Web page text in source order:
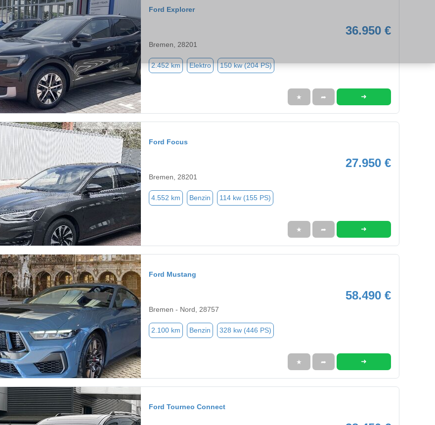
Ford Explorer
36.950 €
Bremen, 28201
2.452 km Elektro 150 kw (204 PS)
★ ➦ ➜
Ford Focus
27.950 €
Bremen, 28201
4.552 km Benzin 114 kw (155 PS)
★ ➦ ➜
Ford Mustang
58.490 €
Bremen - Nord, 28757
2.100 km Benzin 328 kw (446 PS)
★ ➦ ➜
Ford Tourneo Connect